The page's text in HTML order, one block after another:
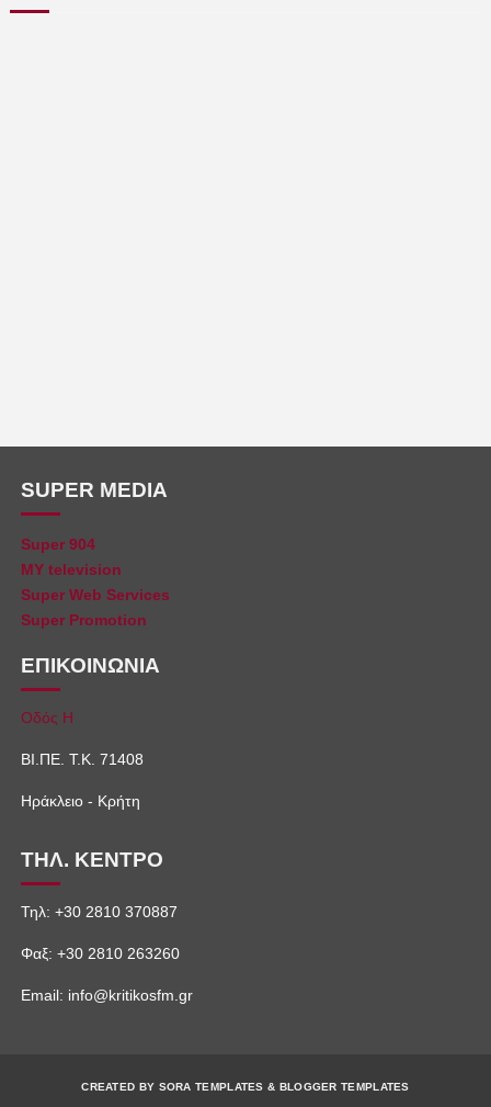
SUPER MEDIA
Super 904
MY television
Super Web Services
Super Promotion
ΕΠΙΚΟΙΝΩΝΙΑ
Οδός Η
ΒΙ.ΠΕ. Τ.Κ. 71408
Ηράκλειο - Κρήτη
ΤΗΛ. ΚΕΝΤΡΟ
Τηλ: +30 2810 370887
Φαξ: +30 2810 263260
Email: info@kritikosfm.gr
CREATED BY SORA TEMPLATES & BLOGGER TEMPLATES